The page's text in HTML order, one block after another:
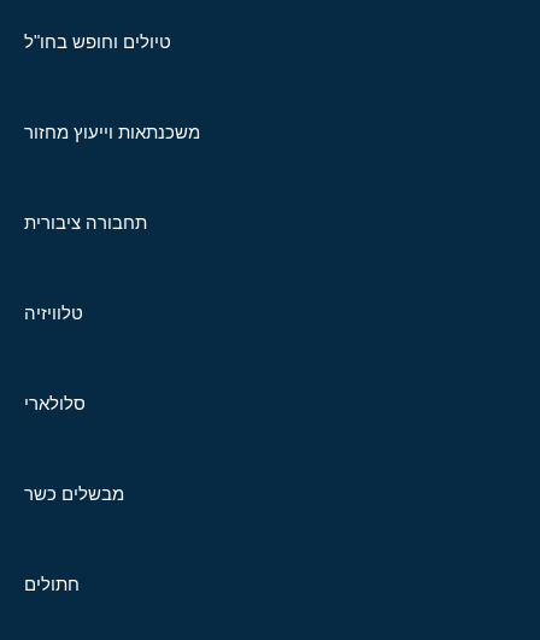
טיולים וחופש בחו"ל
משכנתאות וייעוץ מחזור
תחבורה ציבורית
טלוויזיה
סלולארי
מבשלים כשר
חתולים